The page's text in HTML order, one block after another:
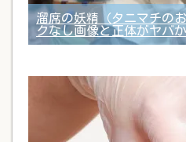
溜席の妖精（タニマチの
クなし画像と正体がヤバ